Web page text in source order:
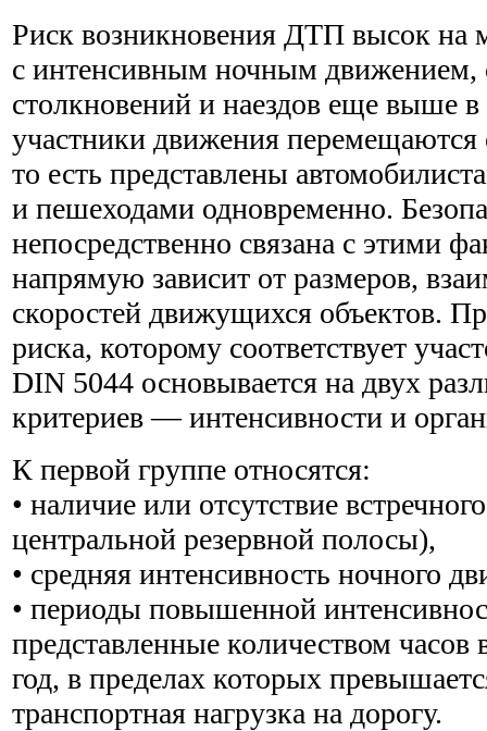
Риск возникновения ДТП высок на
с интенсивным ночным движением,
столкновений и наездов еще выше в
участники движения
то есть представлены
и пешеходами одновременно.
непосредственно связана с этими
напрямую зависит от размеров,
скоростей движущихся объектов.
риска, которому соответствует
DIN 5044 основывается на двух
критериев — интенсивности и
К первой группе относятся:
• наличие или отсутствие
центральной резервной полосы),
• средняя интенсивность ночного
• периоды повышенной
представленные количеством часов
год, в пределах которых
транспортная нагрузка на дорогу.